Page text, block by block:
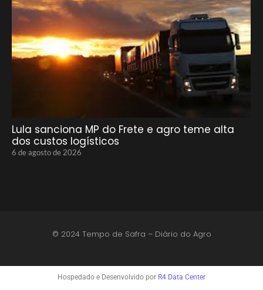
Lula sanciona MP do Frete e agro teme alta
dos custos logísticos
6 de agosto de 2026
© 2024 Tempo de Safra – Diário do Agro
Hospedado e Desenvolvido por R4 Data Center